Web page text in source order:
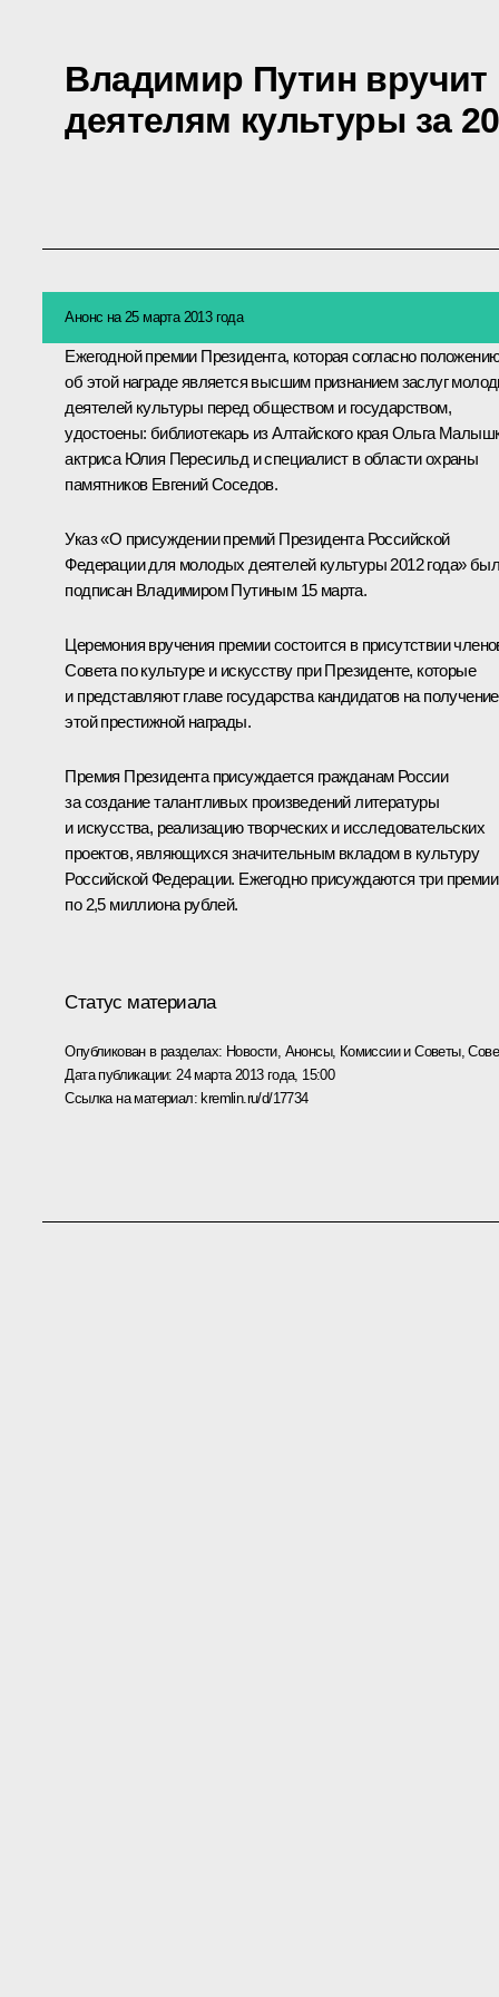
Владимир Путин
деятелям культуры за
Анонс на 25 марта 2013 года
Ежегодной премии Президента, которая согласно
об этой награде является высшим признанием заслуг
деятелей культуры перед обществом и государством,
удостоены: библиотекарь из Алтайского края Ольга
актриса Юлия Пересильд и специалист в области охраны
памятников Евгений Соседов.
Указ«О присуждении премий Президента Российской
Федерации для молодых деятелей культуры 2012 года» был
подписан Владимиром Путиным 15 марта.
Церемония вручения премии состоится в присутствии
Совета по культуре и искусству при Президенте, которые
и представляют главе государства кандидатов на получение
этой престижной награды.
Премия Президента присуждается гражданам России
за создание талантливых произведений литературы
и искусства, реализацию творческих и исследовательских
проектов, являющихся значительным вкладом в культуру
Российской Федерации. Ежегодно присуждаются три премии
по 2,5 миллиона рублей.
Статус материала
Опубликован в разделах: Новости, Анонсы, Комиссии и Советы,
Дата публикации: 24 марта 2013 года, 15:00
Ссылка на материал:kremlin.ru/d/17734